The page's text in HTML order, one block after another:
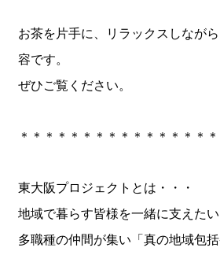
お茶を片手に、リラックスしなが
容です。
ぜひご覧ください。
＊＊＊＊＊＊＊＊＊＊＊＊＊＊＊＊
東大阪プロジェクトとは・・・
地域で暮らす皆様を一緒に支えたい
多職種の仲間が集い「真の地域包